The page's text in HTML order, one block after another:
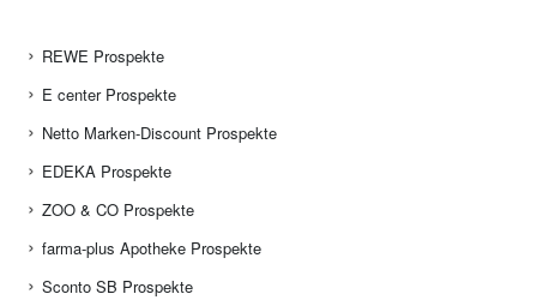
REWE Prospekte
E center Prospekte
Netto Marken-Discount Prospekte
EDEKA Prospekte
ZOO & CO Prospekte
farma-plus Apotheke Prospekte
Sconto SB Prospekte